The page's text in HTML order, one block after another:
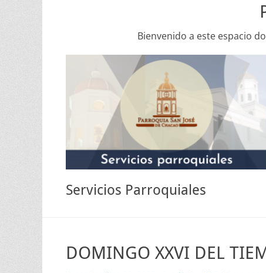
Bienvenido a este espacio
Servicios Parroquiales
DOMINGO XXVI DEL